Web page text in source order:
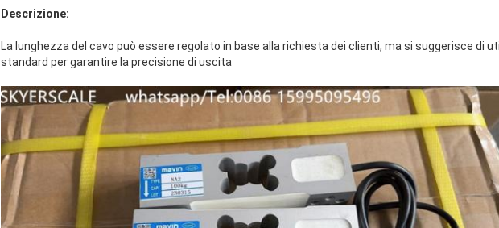
Descrizione:
La lunghezza del cavo può essere regolato in base alla richiesta dei clienti, ma si suggerisce di
standard per garantire la precisione di uscita